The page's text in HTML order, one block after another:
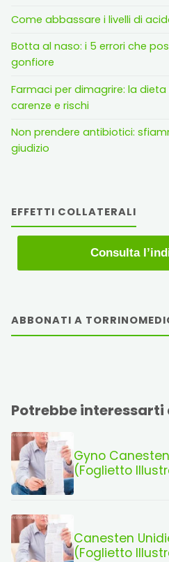
Come abbassare i livelli di
Botta al naso: i 5 errori che
gonfiore
Farmaci per dimagrire: la
carenze e rischi
Non prendere antibiotici:
giudizio
EFFETTI COLLATERALI
Consulta
ABBONATI A
Potrebbe interessarti
Gyno
(Foglietto
Canesten
(Foglietto